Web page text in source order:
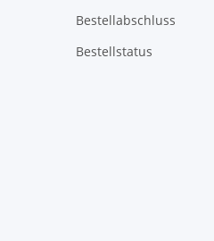
Bestellabschluss
Bestellstatus